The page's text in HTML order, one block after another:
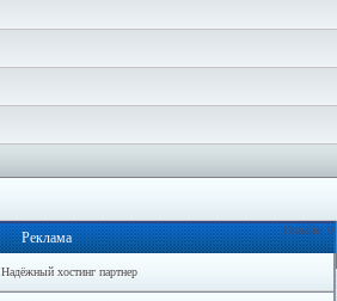
Онлайн: 0
Реклама
Надёжный хостинг партнер